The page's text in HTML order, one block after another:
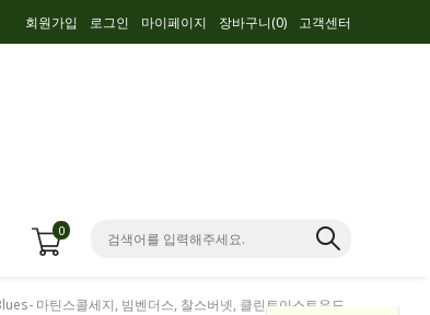
회원가입 로그인 마이페이지 장바구니(0) 고객센터
0
마틴스콜세지, 빔벤더스, 찰스버넷, 클린트이스트우드..